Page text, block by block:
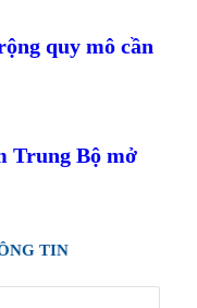
quy mô cần
Trung Bộ mở
TIN